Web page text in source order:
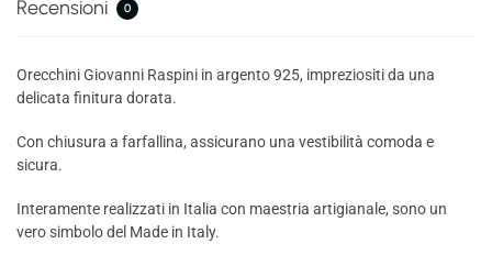
Recensioni 0
Orecchini Giovanni Raspini in argento 925, impreziositi da una
delicata finitura dorata.
Con chiusura a farfallina, assicurano una vestibilità comoda e
sicura.
Interamente realizzati in Italia con maestria artigianale, sono un
vero simbolo del Made in Italy.